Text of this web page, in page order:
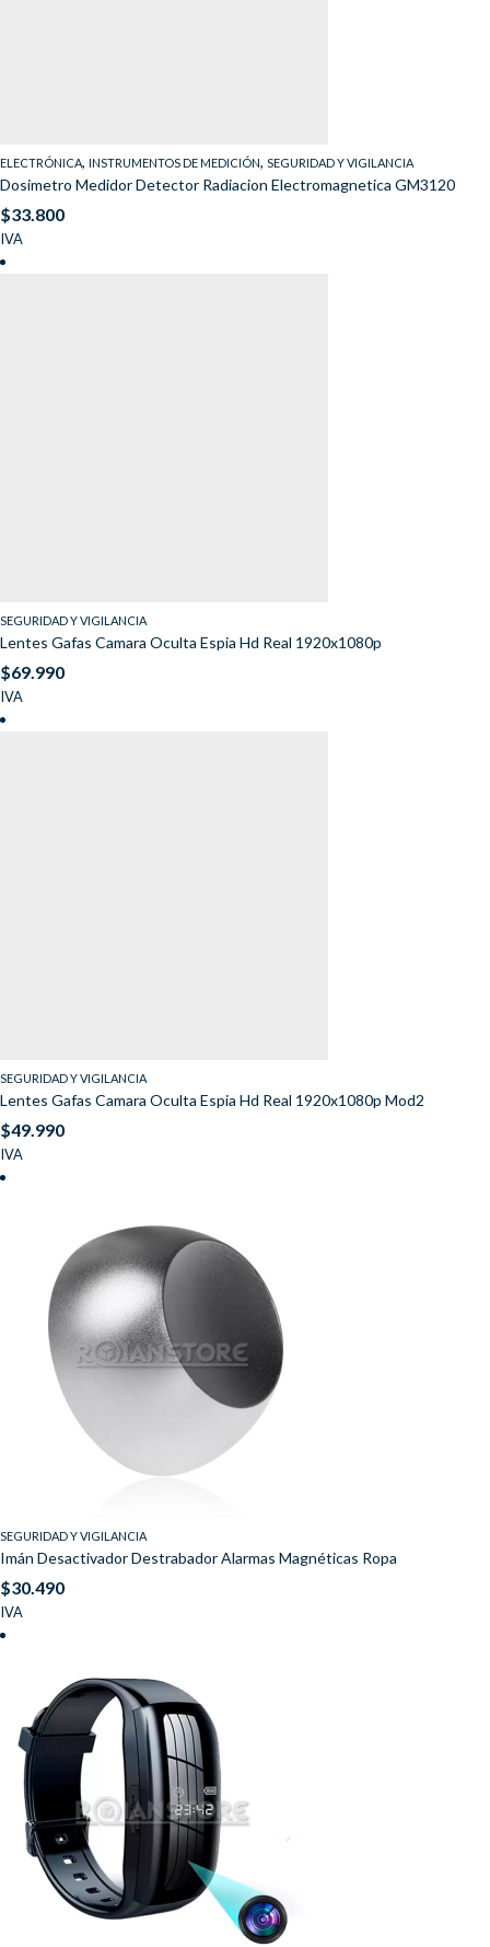
ELECTRÓNICA, INSTRUMENTOS DE MEDICIÓN, SEGURIDAD Y VIGILANCIA
Dosimetro Medidor Detector Radiacion Electromagnetica GM3120
$33.800
IVA
SEGURIDAD Y VIGILANCIA
Lentes Gafas Camara Oculta Espia Hd Real 1920x1080p
$69.990
IVA
SEGURIDAD Y VIGILANCIA
Lentes Gafas Camara Oculta Espia Hd Real 1920x1080p Mod2
$49.990
IVA
SEGURIDAD Y VIGILANCIA
Imán Desactivador Destrabador Alarmas Magnéticas Ropa
$30.490
IVA